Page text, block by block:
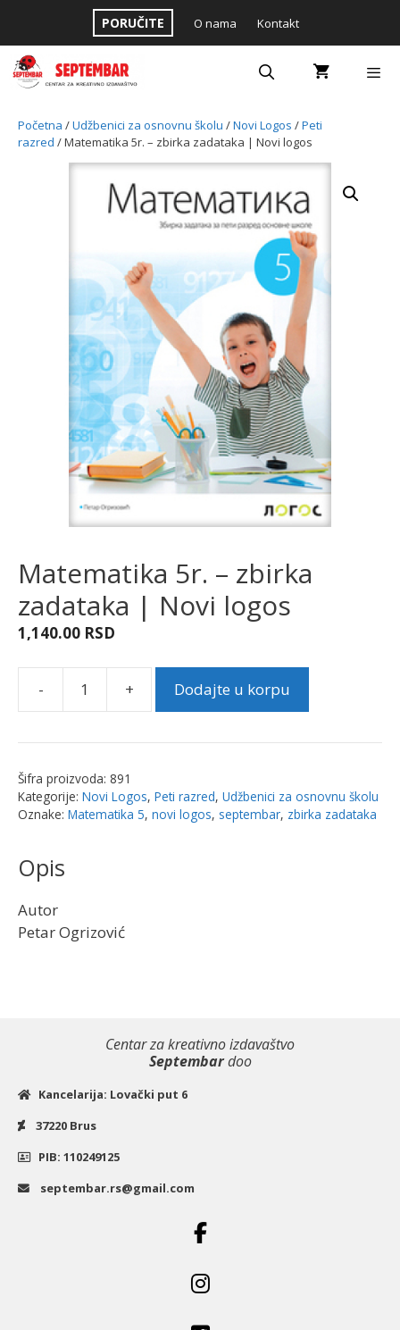
content
PORUČITE O nama Kontakt
Početna /Udžbenici za osnovnu školu /Novi Logos /Peti
razred / Matematika 5r. – zbirka zadataka | Novi logos
Matematika 5r. – zbirka
zadataka | Novi logos
1,140.00 RSD
-
Matematika
-
zadataka
|
+ Dodajte u korpu
Šifra proizvoda: 891
Kategorije: Novi Logos, Peti razred, Udžbenici za osnovnu školu
Oznake: Matematika 5, novi logos, septembar, zbirka zadataka
Opis
Autor
Petar Ogrizović
Centar za kreativno izdavaštvo
Septembardoo
Kancelarija: Lovački put 6
37220 Brus
PIB: 110249125
septembar.rs@gmail.com